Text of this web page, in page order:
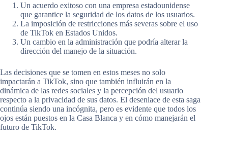
Un acuerdo exitoso con una empresa estadounidense
que garantice la seguridad de los datos de los usuarios.
La imposición de restricciones más severas sobre el uso
de TikTok en Estados Unidos.
Un cambio en la administración que podría alterar la
dirección del manejo de la situación.
Las decisiones que se tomen en estos meses no solo
impactarán a TikTok, sino que también influirán en la
dinámica de las redes sociales y la percepción del usuario
respecto a la privacidad de sus datos. El desenlace de esta saga
continúa siendo una incógnita, pero es evidente que todos los
ojos están puestos en la Casa Blanca y en cómo manejarán el
futuro de TikTok.